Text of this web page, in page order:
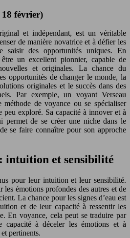
18 février)
et indépendant, est un véritable
de manière novatrice et à défier les
saisir des opportunités uniques. En
un excellent pionnier, capable de
et originales. La chance du
opportunités de changer le monde, la
originales et le succès dans des
Par exemple, un voyant Verseau
de voyance ou se spécialiser
peu exploré. Sa capacité à innover et à
permet de se créer une niche dans le
se faire connaître pour son approche
: intuition et sensibilité
pour leur intuition et leur sensibilité.
les émotions profondes des autres et de
La chance pour les signes d’eau est
et de leur capacité à ressentir les
En voyance, cela peut se traduire par
capacité à déceler les émotions et à
pertinents.